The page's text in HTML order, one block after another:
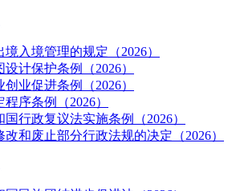
入境管理的规定（2026）
计保护条例（2026）
业促进条例（2026）
序条例（2026）
行政复议法实施条例（2026）
改和废止部分行政法规的决定（2026）